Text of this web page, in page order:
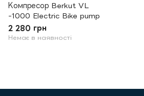
Компресор Berkut VL
-1000 Electric Bike pump
2 280 грн
Немає в наявності